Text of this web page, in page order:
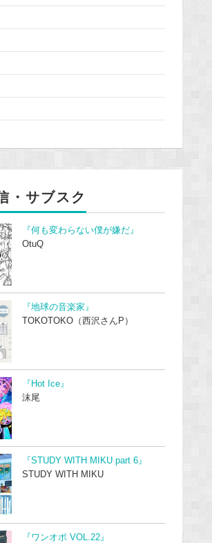
・サブスク
『何も変わらない僕が嫌だ』
OtuQ
『地球の音楽家』
TOKOTOKO（西沢さんP）
『Hot Ice』
沫尾
『STUDY WITH MIKU part 6』
STUDY WITH MIKU
『ワンオポ VOL.22』